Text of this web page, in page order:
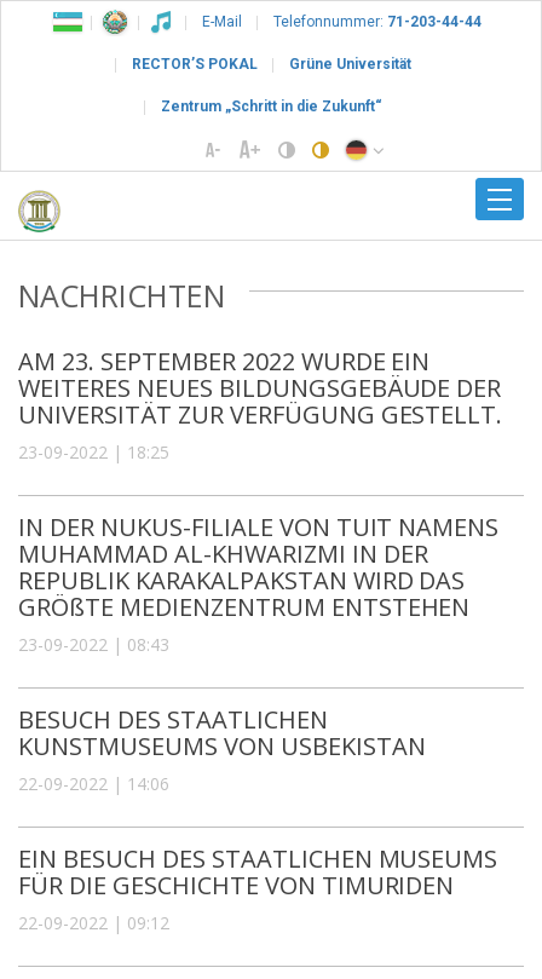
E-Mail Telefonnummer: 71-203-44-44
RECTOR’S POKAL Grüne Universität
Zentrum „Schritt in die Zukunft“
NACHRICHTEN
AM 23. SEPTEMBER 2022 WURDE EIN
WEITERES NEUES BILDUNGSGEBÄUDE DER
UNIVERSITÄT ZUR VERFÜGUNG GESTELLT.
23-09-2022 | 18:25
IN DER NUKUS-FILIALE VON TUIT NAMENS
MUHAMMAD AL-KHWARIZMI IN DER
REPUBLIK KARAKALPAKSTAN WIRD DAS
GRÖßTE MEDIENZENTRUM ENTSTEHEN
23-09-2022 | 08:43
BESUCH DES STAATLICHEN
KUNSTMUSEUMS VON USBEKISTAN
22-09-2022 | 14:06
EIN BESUCH DES STAATLICHEN MUSEUMS
FÜR DIE GESCHICHTE VON TIMURIDEN
22-09-2022 | 09:12